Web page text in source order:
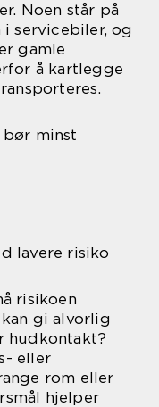
Noen står på
i servicebiler, og
gamle
å kartlegge
minst
lavere risiko
risikoen
gi alvorlig
hudkontakt?
eller
rom eller
hjelper